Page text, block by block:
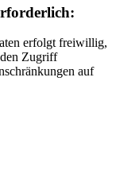
erfolgt freiwillig,
Zugriff
auf